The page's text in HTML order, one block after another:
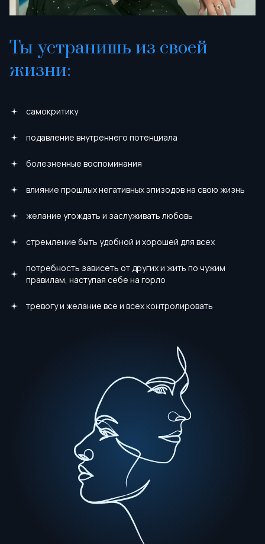
Ты устранишь из своей
жизни:
самокритику
подавление внутреннего потенциала
болезненные воспоминания
влияние прошлых негативных эпизодов на свою жизнь
желание угождать и заслуживать любовь
стремление быть удобной и хорошей для всех
потребность зависеть от других и жить по чужим
правилам, наступая себе на горло
тревогу и желание все и всех контролировать